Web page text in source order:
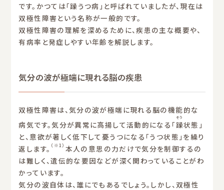
です。かつては「躁うつ病」と呼ばれていましたが、現在は
双極性障害という名称が一般的です。
双極性障害の理解を深めるために、疾患の主な概要や、
有病率と発症しやすい年齢を解説します。
気分の波が極端に現れる脳の疾患
双極性障害は、気分の波が極端に現れる脳の機能的な
病気です。気分が異常に高揚して活動的になる「躁
そう
状態」
と、意欲が著しく低下して憂うつになる「うつ状態」を繰り
返します。 （※1） 本人の意思の力だけで気分を制御するの
は難しく、遺伝的な要因などが深く関わっていることがわ
かっています。
気分の波自体は、誰にでもあるでしょう。しかし、双極性